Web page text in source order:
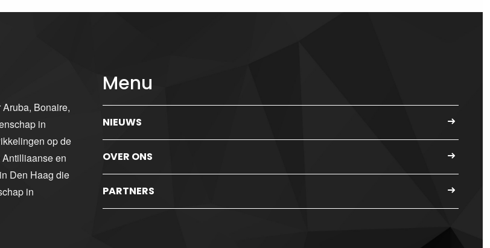
Bonaire,
in
op de
en
Den Haag die
in
Menu
NIEUWS
OVER ONS
PARTNERS